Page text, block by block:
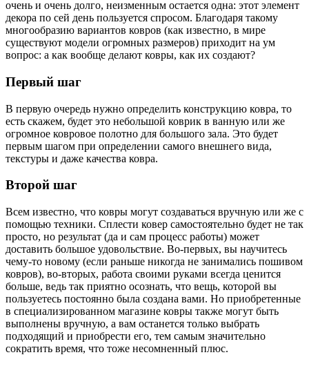
очень и очень долго, неизменным остается одна: этот элемент
декора по сей день пользуется спросом. Благодаря такому
многообразию вариантов ковров (как известно, в мире
существуют модели огромных размеров) приходит на ум
вопрос: а как вообще делают ковры, как их создают?
Первый шаг
В первую очередь нужно определить конструкцию ковра, то
есть скажем, будет это небольшой коврик в ванную или же
огромное ковровое полотно для большого зала. Это будет
первым шагом при определении самого внешнего вида,
текстуры и даже качества ковра.
Второй шаг
Всем известно, что ковры могут создаваться вручную или же с
помощью техники. Сплести ковер самостоятельно будет не так
просто, но результат (да и сам процесс работы) может
доставить большое удовольствие. Во-первых, вы научитесь
чему-то новому (если раньше никогда не занимались пошивом
ковров), во-вторых, работа своими руками всегда ценится
больше, ведь так приятно осознать, что вещь, которой вы
пользуетесь постоянно была создана вами. Но приобретенные
в специализированном магазине ковры также могут быть
выполнены вручную, а вам останется только выбрать
подходящий и приобрести его, тем самым значительно
сократить время, что тоже несомненный плюс.